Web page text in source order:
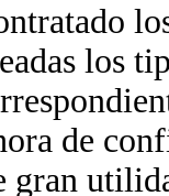
los
de
gran